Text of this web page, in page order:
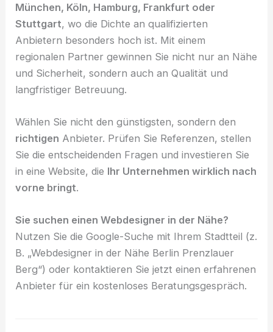
München, Köln, Hamburg, Frankfurt oder
Stuttgart, wo die Dichte an qualifizierten
Anbietern besonders hoch ist. Mit einem
regionalen Partner gewinnen Sie nicht nur an Nähe
und Sicherheit, sondern auch an Qualität und
langfristiger Betreuung.
Wählen Sie nicht den günstigsten, sondern den
richtigen Anbieter. Prüfen Sie Referenzen, stellen
Sie die entscheidenden Fragen und investieren Sie
in eine Website, die Ihr Unternehmen wirklich nach
vorne bringt.
Sie suchen einen Webdesigner in der Nähe?
Nutzen Sie die Google-Suche mit Ihrem Stadtteil (z.
B. „Webdesigner in der Nähe Berlin Prenzlauer
Berg“) oder kontaktieren Sie jetzt einen erfahrenen
Anbieter für ein kostenloses Beratungsgespräch.